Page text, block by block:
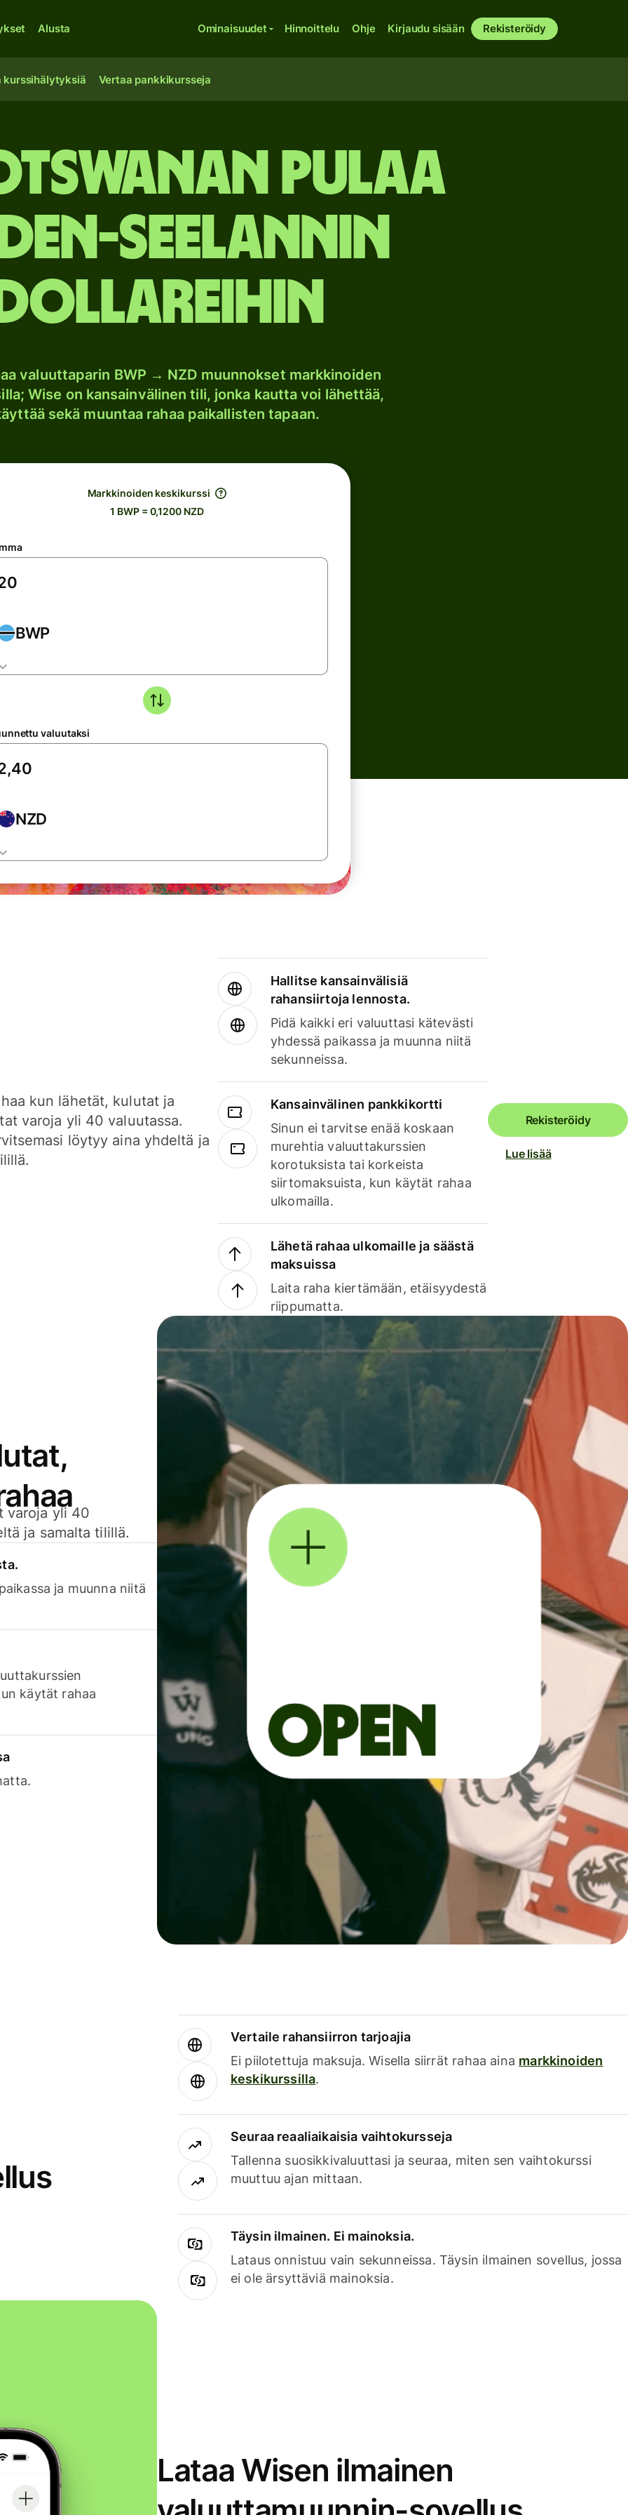
Alusta Ominaisuudet Hinnoittelu Ohje Kirjaudu sisään Rekisteröidy
kurssihälytyksiä Vertaa pankkikursseja
pulaa
Seelannin
valuuttaparin BWP → NZD muunnokset markkinoiden
Wise on kansainvälinen tili, jonka kautta voi lähettää,
sekä muuntaa rahaa paikallisten tapaan.
Markkinoiden keskikurssi
1 BWP = 0,1200 NZD
BWP
valuutaksi
NZD
kun lähetät, kulutat ja
varoja yli 40 valuutassa.
löytyy aina yhdeltä ja
Hallitse kansainvälisiä
rahansiirtoja lennosta.
Pidä kaikki eri valuuttasi kätevästi
yhdessä paikassa ja muunna niitä
sekunneissa.
Kansainvälinen pankkikortti
Sinun ei tarvitse enää koskaan
murehtia valuuttakurssien
korotuksista tai korkeista
siirtomaksuista, kun käytät rahaa
ulkomailla.
Lähetä rahaa ulkomaille ja säästä
maksuissa
Laita raha kiertämään, etäisyydestä
riippumatta.
Rekisteröidy
Lue lisää
varoja yli 40
ja samalta tilillä.
ja muunna niitä
käytät rahaa
Vertaile rahansiirron tarjoajia
Ei piilotettuja maksuja. Wisella siirrät rahaa aina markkinoiden
keskikurssilla.
Seuraa reaaliaikaisia vaihtokursseja
Tallenna suosikkivaluuttasi ja seuraa, miten sen vaihtokurssi
muuttuu ajan mittaan.
Täysin ilmainen. Ei mainoksia.
Lataus onnistuu vain sekunneissa. Täysin ilmainen sovellus, jossa
ei ole ärsyttäviä mainoksia.
Lataa Wisen ilmainen